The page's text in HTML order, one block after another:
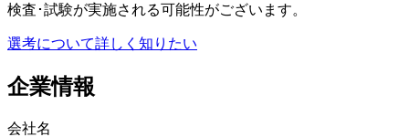
検査･試験が実施される可能性がございます。
選考について詳しく知りたい
企業情報
会社名